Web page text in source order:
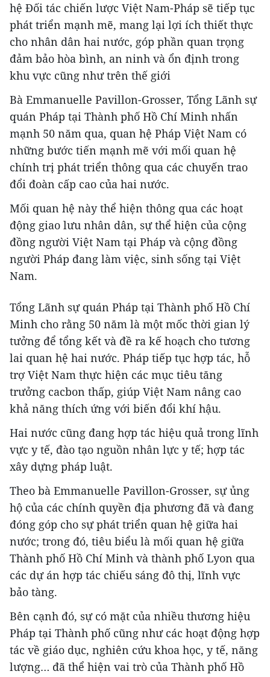
hệ Đối tác chiến lược Việt Nam-Pháp sẽ tiếp tục
phát triển mạnh mẽ, mang lại lợi ích thiết thực
cho nhân dân hai nước, góp phần quan trọng
đảm bảo hòa bình, an ninh và ổn định trong
khu vực cũng như trên thế giới
Bà Emmanuelle Pavillon-Grosser, Tổng Lãnh sự
quán Pháp tại Thành phố Hồ Chí Minh nhấn
mạnh 50 năm qua, quan hệ Pháp Việt Nam có
những bước tiến mạnh mẽ với mối quan hệ
chính trị phát triển thông qua các chuyến trao
đổi đoàn cấp cao của hai nước.
Mối quan hệ này thể hiện thông qua các hoạt
động giao lưu nhân dân, sự thể hiện của cộng
đồng người Việt Nam tại Pháp và cộng đồng
người Pháp đang làm việc, sinh sống tại Việt
Nam.
Tổng Lãnh sự quán Pháp tại Thành phố Hồ Chí
Minh cho rằng 50 năm là một mốc thời gian lý
tưởng để tổng kết và đề ra kế hoạch cho tương
lai quan hệ hai nước. Pháp tiếp tục hợp tác, hỗ
trợ Việt Nam thực hiện các mục tiêu tăng
trưởng cacbon thấp, giúp Việt Nam nâng cao
khả năng thích ứng với biến đổi khí hậu.
Hai nước cũng đang hợp tác hiệu quả trong lĩnh
vực y tế, đào tạo nguồn nhân lực y tế; hợp tác
xây dựng pháp luật.
Theo bà Emmanuelle Pavillon-Grosser, sự ủng
hộ của các chính quyền địa phương đã và đang
đóng góp cho sự phát triển quan hệ giữa hai
nước; trong đó, tiêu biểu là mối quan hệ giữa
Thành phố Hồ Chí Minh và thành phố Lyon qua
các dự án hợp tác chiếu sáng đô thị, lĩnh vực
bảo tàng.
Bên cạnh đó, sự có mặt của nhiều thương hiệu
Pháp tại Thành phố cũng như các hoạt động hợp
tác về giáo dục, nghiên cứu khoa học, y tế, năng
lượng… đã thể hiện vai trò của Thành phố Hồ